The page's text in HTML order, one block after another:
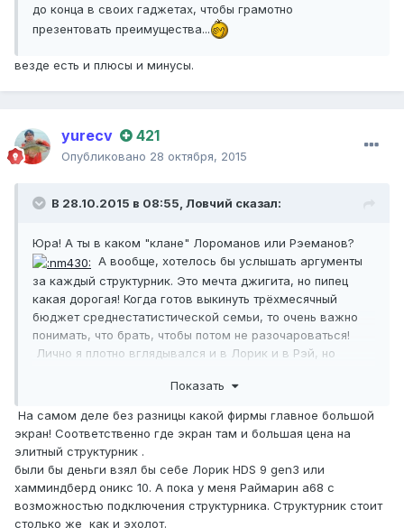
до конца в своих гаджетах, чтобы грамотно
презентовать преимущества...
везде есть и плюсы и минусы.
yurecv 421
Опубликовано 28 октября, 2015
В 28.10.2015 в 08:55, Ловчий сказал:
Юра! А ты в каком "клане" Лороманов или Рэеманов?
А вообще, хотелось бы услышать аргументы
за каждый структурник. Это мечта джигита, но пипец
какая дорогая! Когда готов выкинуть трёхмесячный
бюджет среднестатистической семьи, то очень важно
понимать, что брать, чтобы потом не разочароваться!
Лично я плотно вглядывался и в Лорик и в Рэй, но
того, что сами владельцы нифига пока не разобрались
презентовать преимущества...
Показать
На самом деле без разницы какой фирмы главное большой
экран! Соответственно где экран там и большая цена на
элитный структурник .
были бы деньги взял бы себе Лорик HDS 9 gen3 или
хамминдберд оникс 10. А пока у меня Раймарин а68 с
возможностью подключения структурника. Структурник стоит
столько же как и эхолот.